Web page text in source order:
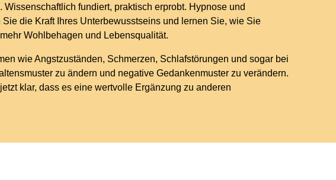
fundiert, praktisch erprobt. Hypnose und
die Kraft Ihres Unterbewusstseins und lernen Sie, wie Sie
Wohlbehagen und Lebensqualität.
wie Angstzuständen, Schmerzen, Schlafstörungen und sogar bei
zu ändern und negative Gedankenmuster zu verändern.
klar, dass es eine wertvolle Ergänzung zu anderen